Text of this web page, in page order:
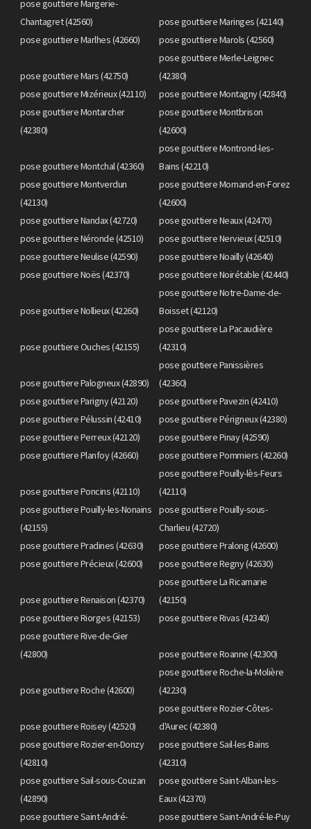
pose gouttiere Margerie-
Chantagret (42560)
pose gouttiere Maringes (42140)
pose gouttiere Marlhes (42660)
pose gouttiere Marols (42560)
pose gouttiere Mars (42750)
pose gouttiere Merle-Leignec
(42380)
pose gouttiere Mizérieux (42110)
pose gouttiere Montagny (42840)
pose gouttiere Montarcher
(42380)
pose gouttiere Montbrison
(42600)
pose gouttiere Montchal (42360)
pose gouttiere Montrond-les-
Bains (42210)
pose gouttiere Montverdun
(42130)
pose gouttiere Mornand-en-Forez
(42600)
pose gouttiere Nandax (42720)
pose gouttiere Neaux (42470)
pose gouttiere Néronde (42510)
pose gouttiere Nervieux (42510)
pose gouttiere Neulise (42590)
pose gouttiere Noailly (42640)
pose gouttiere Noës (42370)
pose gouttiere Noirétable (42440)
pose gouttiere Nollieux (42260)
pose gouttiere Notre-Dame-de-
Boisset (42120)
pose gouttiere Ouches (42155)
pose gouttiere La Pacaudière
(42310)
pose gouttiere Palogneux (42890)
pose gouttiere Panissières
(42360)
pose gouttiere Parigny (42120)
pose gouttiere Pavezin (42410)
pose gouttiere Pélussin (42410)
pose gouttiere Périgneux (42380)
pose gouttiere Perreux (42120)
pose gouttiere Pinay (42590)
pose gouttiere Planfoy (42660)
pose gouttiere Pommiers (42260)
pose gouttiere Poncins (42110)
pose gouttiere Pouilly-lès-Feurs
(42110)
pose gouttiere Pouilly-les-Nonains
(42155)
pose gouttiere Pouilly-sous-
Charlieu (42720)
pose gouttiere Pradines (42630)
pose gouttiere Pralong (42600)
pose gouttiere Précieux (42600)
pose gouttiere Regny (42630)
pose gouttiere Renaison (42370)
pose gouttiere La Ricamarie
(42150)
pose gouttiere Riorges (42153)
pose gouttiere Rivas (42340)
pose gouttiere Rive-de-Gier
(42800)
pose gouttiere Roanne (42300)
pose gouttiere Roche (42600)
pose gouttiere Roche-la-Molière
(42230)
pose gouttiere Roisey (42520)
pose gouttiere Rozier-Côtes-
d'Aurec (42380)
pose gouttiere Rozier-en-Donzy
(42810)
pose gouttiere Sail-les-Bains
(42310)
pose gouttiere Sail-sous-Couzan
(42890)
pose gouttiere Saint-Alban-les-
Eaux (42370)
pose gouttiere Saint-André-
pose gouttiere Saint-André-le-Puy